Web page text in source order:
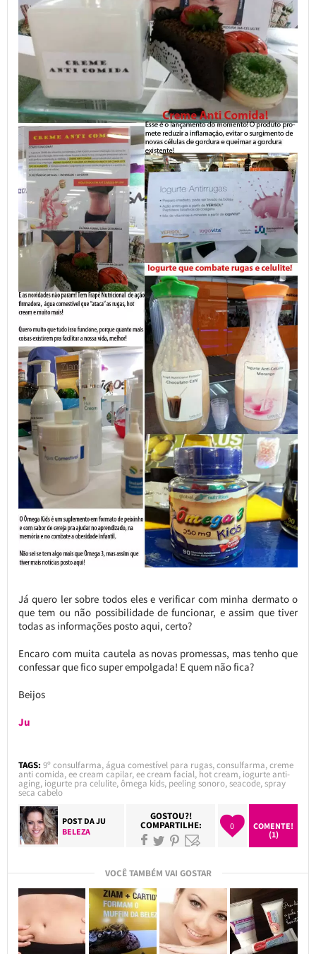
Já quero ler sobre todos eles e verificar com minha dermato o
que tem ou não possibilidade de funcionar, e assim que tiver
todas as informações posto aqui, certo?
Encaro com muita cautela as novas promessas, mas tenho que
confessar que fico super empolgada! E quem não fica?
Beijos
Ju
TAGS: 9º consulfarma,água comestível para rugas,consulfarma,creme
anti comida,ee cream capilar,ee cream facial, hot cream, iogurte anti-
aging, iogurte pra celulite,ômega kids, peeling sonoro,seacode,spray
seca cabelo
POST DAJU
BELEZA
GOSTOU?!
COMPARTILHE: 0
COMENTE!
(1)
VOCÊ TAMBÉM VAI GOSTAR